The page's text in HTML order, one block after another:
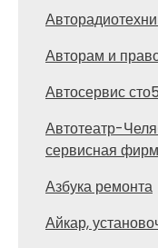
Авторам и
Автосервис
Автотеатр-
сервисная
Азбука ремонта
Айкар,